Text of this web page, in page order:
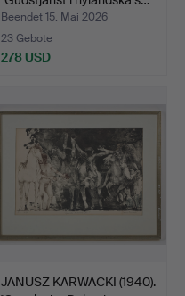
Beendet 15. Mai 2026
23 Gebote
278 USD
JANUSZ KARWACKI (1940).